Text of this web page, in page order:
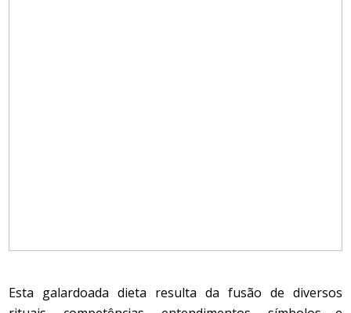
Esta galardoada dieta resulta da fusão de diversos